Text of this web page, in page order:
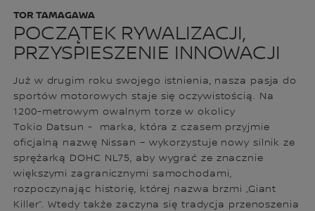
POCZĄTEK RYWALIZACJI,
PRZYSPIESZENIE INNOWACJI
TOR TAMAGAWA
Już w drugim roku swojego istnienia, nasza pasja do
sportów motorowych staje się oczywistością. Na
1200-metrowym owalnym torze w okolicy
Tokio Datsun - marka, która z czasem przyjmie
oficjalną nazwę Nissan – wykorzystuje nowy silnik ze
sprężarką DOHC NL75, aby wygrać ze znacznie
większymi zagranicznymi samochodami,
rozpoczynając historię, której nazwa brzmi „Giant
Killer”. Wtedy także zaczyna się tradycja przenoszenia